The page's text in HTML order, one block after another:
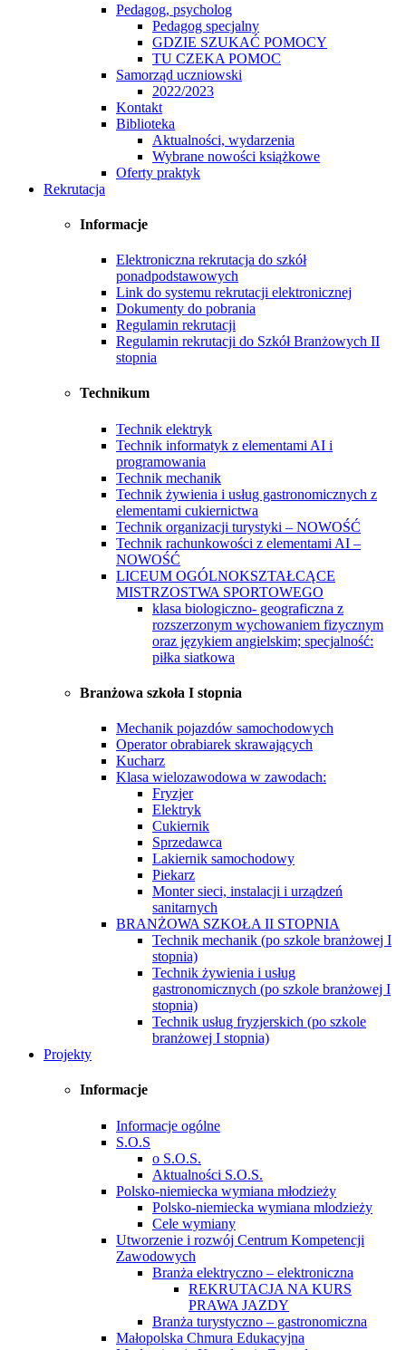
Pedagog, psycholog
Pedagog specjalny
GDZIE SZUKAĆ POMOCY
TU CZEKA POMOC
Samorząd uczniowski
2022/2023
Kontakt
Biblioteka
Aktualności, wydarzenia
Wybrane nowości książkowe
Oferty praktyk
Rekrutacja
Informacje
Elektroniczna rekrutacja do szkół
ponadpodstawowych
Link do systemu rekrutacji elektronicznej
Dokumenty do pobrania
Regulamin rekrutacji
Regulamin rekrutacji do Szkół Branżowych II
stopnia
Technikum
Technik elektryk
Technik informatyk z elementami AI i
programowania
Technik mechanik
Technik żywienia i usług gastronomicznych z
elementami cukiernictwa
Technik organizacji turystyki – NOWOŚĆ
Technik rachunkowości z elementami AI –
NOWOŚĆ
LICEUM OGÓLNOKSZTAŁCĄCE
MISTRZOSTWA SPORTOWEGO
klasa biologiczno- geograficzna z
rozszerzonym wychowaniem fizycznym
oraz językiem angielskim; specjalność:
piłka siatkowa
Branżowa szkoła I stopnia
Mechanik pojazdów samochodowych
Operator obrabiarek skrawających
Kucharz
Klasa wielozawodowa w zawodach:
Fryzjer
Elektryk
Cukiernik
Sprzedawca
Lakiernik samochodowy
Piekarz
Monter sieci, instalacji i urządzeń
sanitarnych
BRANŻOWA SZKOŁA II STOPNIA
Technik mechanik (po szkole branżowej I
stopnia)
Technik żywienia i usług
gastronomicznych (po szkole branżowej I
stopnia)
Technik usług fryzjerskich (po szkole
branżowej I stopnia)
Projekty
Informacje
Informacje ogólne
S.O.S
o S.O.S.
Aktualności S.O.S.
Polsko-niemiecka wymiana młodzieży
Polsko-niemiecka wymiana mlodzieży
Cele wymiany
Utworzenie i rozwój Centrum Kompetencji
Zawodowych
Branża elektryczno – elektroniczna
REKRUTACJA NA KURS
PRAWA JAZDY
Branża turystyczno – gastronomiczna
Małopolska Chmura Edukacyjna